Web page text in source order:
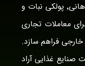
خود رو در زمینه ی عرضه گز٬ گز سوهانی٬ پولکی نبات و
معاملات تجاری
خارجی فراهم سازد.
صنایع غذایی آراد